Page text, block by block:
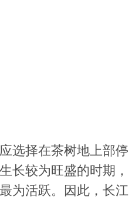
择在茶树地上部停
长较为旺盛的时期，
为活跃。因此，长江